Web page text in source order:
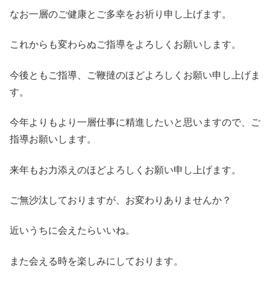
なお一層のご健康とご多幸をお祈り申し上げます。
これからも変わらぬご指導をよろしくお願いします。
今後ともご指導、ご鞭撻のほどよろしくお願い申し上げま
す。
今年よりもより一層仕事に精進したいと思いますので、ご
指導お願いします。
来年もお力添えのほどよろしくお願い申し上げます。
ご無沙汰しておりますが、お変わりありませんか？
近いうちに会えたらいいね。
また会える時を楽しみにしております。